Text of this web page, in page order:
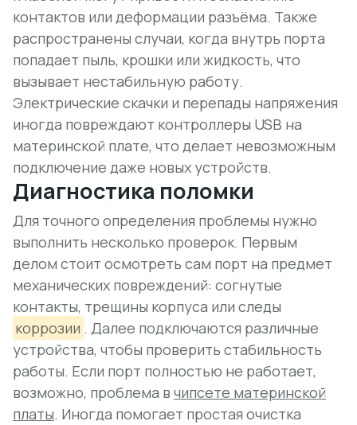
контактов или деформации разъёма. Также
распространены случаи, когда внутрь порта
попадает пыль, крошки или жидкость, что
вызывает нестабильную работу.
Электрические скачки и перепады напряжения
иногда повреждают контроллеры USB на
материнской плате, что делает невозможным
подключение даже новых устройств.
Диагностика поломки
Для точного определения проблемы нужно
выполнить несколько проверок. Первым
делом стоит осмотреть сам порт на предмет
механических повреждений: согнутые
контакты, трещины корпуса или следы
коррозии . Далее подключаются различные
устройства, чтобы проверить стабильность
работы. Если порт полностью не работает,
возможно, проблема в чипсете материнской
платы. Иногда помогает простая очистка